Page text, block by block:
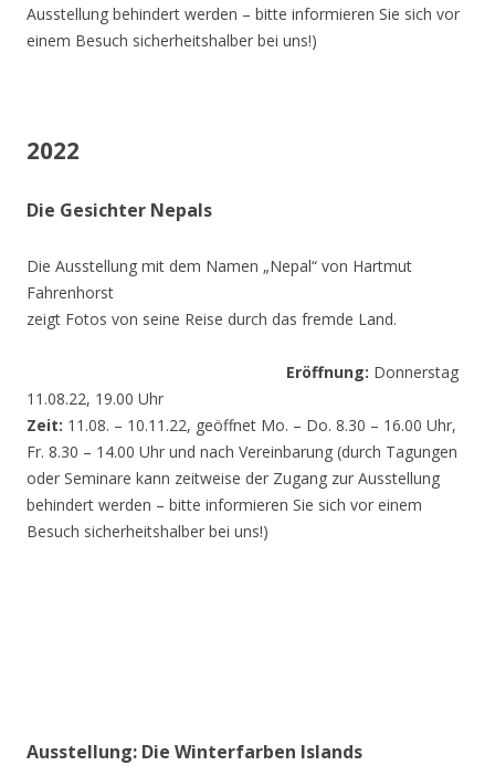
Ausstellung behindert werden – bitte informieren Sie sich vor
einem Besuch sicherheitshalber bei uns!)
2022
Die Gesichter Nepals
Die Ausstellung mit dem Namen „Nepal“ von Hartmut
Fahrenhorst
zeigt Fotos von seine Reise durch das fremde Land.
Eröffnung: Donnerstag
11.08.22, 19.00 Uhr
Zeit: 11.08. – 10.11.22, geöffnet Mo. – Do. 8.30 – 16.00 Uhr,
Fr. 8.30 – 14.00 Uhr und nach Vereinbarung (durch Tagungen
oder Seminare kann zeitweise der Zugang zur Ausstellung
behindert werden – bitte informieren Sie sich vor einem
Besuch sicherheitshalber bei uns!)
Ausstellung: Die Winterfarben Islands